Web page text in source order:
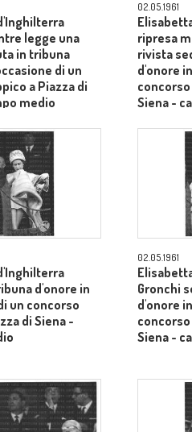
legge una
in tribuna
di un
a Piazza di
medio
02.05.1961
ripresa
rivista
d'onore
Siena -
d'onore in
un concorso
di Siena -
02.05.1961
Gronchi
d'onore
Siena -